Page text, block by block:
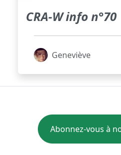
CRA-W info n°70
Geneviève
Abonnez-vous à